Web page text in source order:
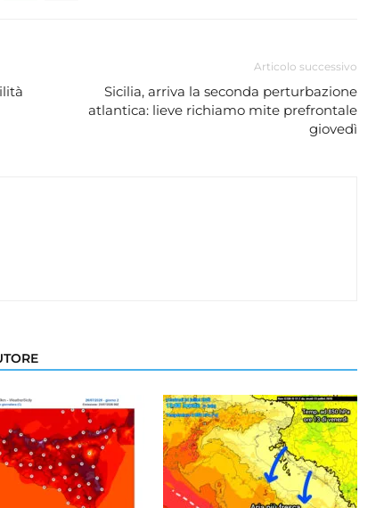
Articolo successivo
Sicilia, arriva la seconda perturbazione
atlantica: lieve richiamo mite prefrontale
giovedì